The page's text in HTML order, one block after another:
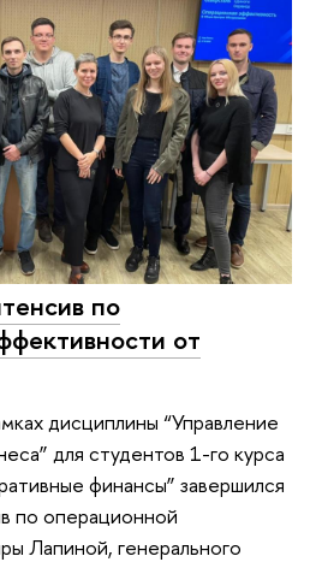
по
от
дисциплины “Управление
для студентов 1-го курса
финансы” завершился
по операционной
Лапиной, генерального